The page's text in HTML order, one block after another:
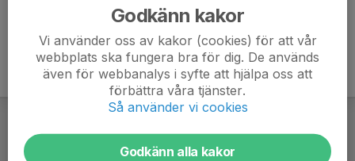
Godkänn kakor
Vi använder oss av kakor (cookies) för att vår
webbplats ska fungera bra för dig. De används
även för webbanalys i syfte att hjälpa oss att
förbättra våra tjänster.
Så använder vi cookies
Godkänn alla kakor